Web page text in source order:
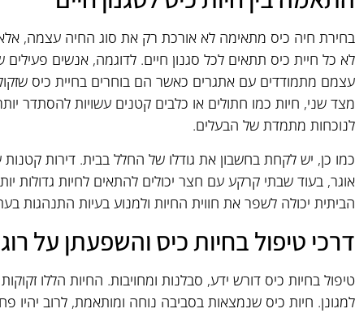
בחירת חיה כיס מתאימה לא אורכת רק את סוג החיה עצמה,
לא כל חיית כיס תתאים לכל סגנון חיים. לדוגמה, אנשים
עצמם מתמודדים עם אתגרים כאשר הם בוחרים בחיית כיס
מצד שני, חיות כמו חתולים או כלבים קטנים עשויות להסתדר
לנוכחות מתמדת של הבעלים.
כמו כן, יש לקחת בחשבון את גודלו של החלל בבית. דירות
אוגר, בעוד שבתי קרקע עם חצר יכולים להתאים לחיות גדולות
הביתית יכולה לשפר את חווית החיות ולמנוע בעיות התנהגות
דרכי טיפול בחיות כיס והשפעתן על
טיפול בחיות כיס דורש ידע, סבלנות ומחויבות. החיות הללו
למגונן. חיות כיס שנמצאות בסביבה נוחה ומותאמת, לרוב יהיו